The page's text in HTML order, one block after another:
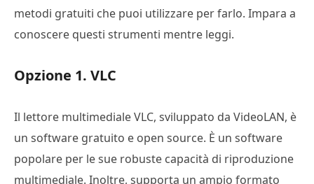
metodi gratuiti che puoi utilizzare per farlo. Impara a
conoscere questi strumenti mentre leggi.
Opzione 1. VLC
Il lettore multimediale VLC, sviluppato da VideoLAN, è
un software gratuito e open source. È un software
popolare per le sue robuste capacità di riproduzione
multimediale. Inoltre, supporta un ampio formato